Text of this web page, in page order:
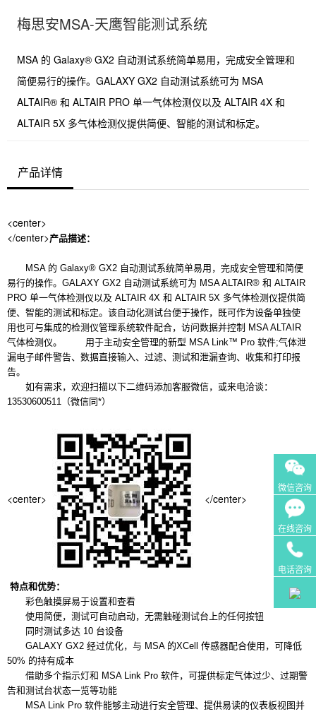
梅思安MSA-天鹰智能测试系统
MSA 的 Galaxy® GX2 自动测试系统简单易用，完成安全管理和
简便易行的操作。GALAXY GX2 自动测试系统可为 MSA
ALTAIR® 和 ALTAIR PRO 单一气体检测仪以及 ALTAIR 4X 和
ALTAIR 5X 多气体检测仪提供简便、智能的测试和标定。
产品详情
<center>
</center>产品描述：
MSA 的 Galaxy® GX2 自动测试系统简单易用，完成安全管理和简便
易行的操作。GALAXY GX2 自动测试系统可为 MSA ALTAIR® 和 ALTAIR
PRO 单一气体检测仪以及 ALTAIR 4X 和 ALTAIR 5X 多气体检测仪提供简
便、智能的测试和标定。该自动化测试台便于操作，既可作为设备单独使
用也可与集成的检测仪管理系统软件配合，访问数据并控制 MSA ALTAIR
气体检测仪。 用于主动安全管理的新型 MSA Link™ Pro 软件;气体泄
漏电子邮件警告、数据直接输入、过滤、测试和泄漏查询、收集和打印报
告。
如有需求，欢迎扫描以下二维码添加客服微信，或来电洽谈：
13530600511（微信同*）
<center> </center>
特点和优势：
彩色触摸屏易于设置和查看
使用简便，测试可自动启动，无需触碰测试台上的任何按钮
同时测试多达 10 台设备
GALAXY GX2 经过优化，与 MSA 的XCell 传感器配合使用，可降低
50% 的持有成本
借助多个指示灯和 MSA Link Pro 软件，可提供标定气体过少、过期警
告和测试台状态一览等功能
MSA Link Pro 软件能够主动进行安全管理、提供易读的仪表板视图并
微信咨询
在线咨询
电话咨询